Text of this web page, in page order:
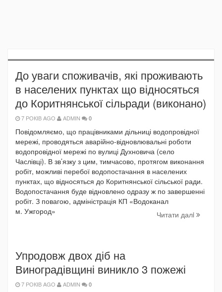
До уваги споживачів, які проживають
в населених пунктах що відносяться
до Коритнянської сільради (виконано)
7 РОКІВ AGO ADMIN 0
Повідомляємо, що працівниками дільниці водопровідної
мережі, проводяться аварійно-відновлювальні роботи
водопровідної мережі по вулиці Духновича (село
Часлівці). В зв’язку з цим, тимчасово, протягом виконання
робіт, можливі перебої водопостачання в населених
пунктах, що відносяться до Коритнянської сільської ради.
Водопостачання буде відновлено одразу ж по завершенні
робіт. З повагою, адміністрація КП «Водоканал
м. Ужгород»
Читати далi
Упродовж двох діб на
Виноградівщині виникло 3 пожежі
7 РОКІВ AGO ADMIN 0